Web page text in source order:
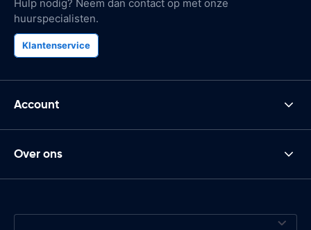
Hulp nodig? Neem dan contact op met onze
huurspecialisten.
Klantenservice
Account
Over ons